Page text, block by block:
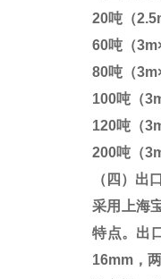
20吨（
60吨（3m
80吨（3m
100吨（
120吨（
200吨（
（四）出
采用上海
特点。出
16mm ，